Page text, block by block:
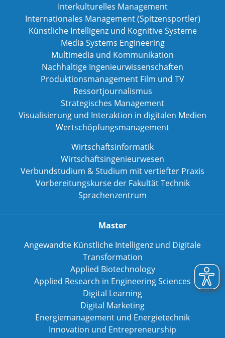
Interkulturelles Management
Internationales Management (Spitzensportler)
Künstliche Intelligenz und Kognitive Systeme
Media Systems Engineering
Multimedia und Kommunikation
Nachhaltige Ingenieurwissenschaften
Produktionsmanagement Film und TV
Ressortjournalismus
Strategisches Management
Visualisierung und Interaktion in digitalen Medien
Wertschöpfungsmanagement
Wirtschaftsinformatik
Wirtschaftsingenieurwesen
Verbundstudium & Studium mit vertiefter Praxis
Vorbereitungskurse der Fakultät Technik
Sprachenzentrum
Master
Angewandte Künstliche Intelligenz und Digitale
Transformation
Applied Biotechnology
Applied Research in Engineering Sciences
Digital Learning
Digital Marketing
Energiemanagement und Energietechnik
Innovation und Entrepreneurship